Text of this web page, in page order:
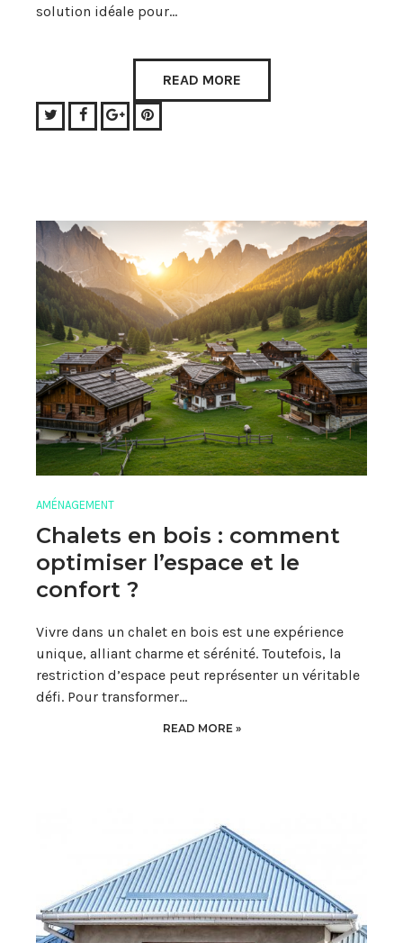
solution idéale pour…
READ MORE
TwitterFacebook
Google+Pinterest
AMÉNAGEMENT
Chalets en bois : comment
optimiser l’espace et le
confort ?
Vivre dans un chalet en bois est une expérience
unique, alliant charme et sérénité. Toutefois, la
restriction d’espace peut représenter un véritable
défi. Pour transformer…
READ MORE »